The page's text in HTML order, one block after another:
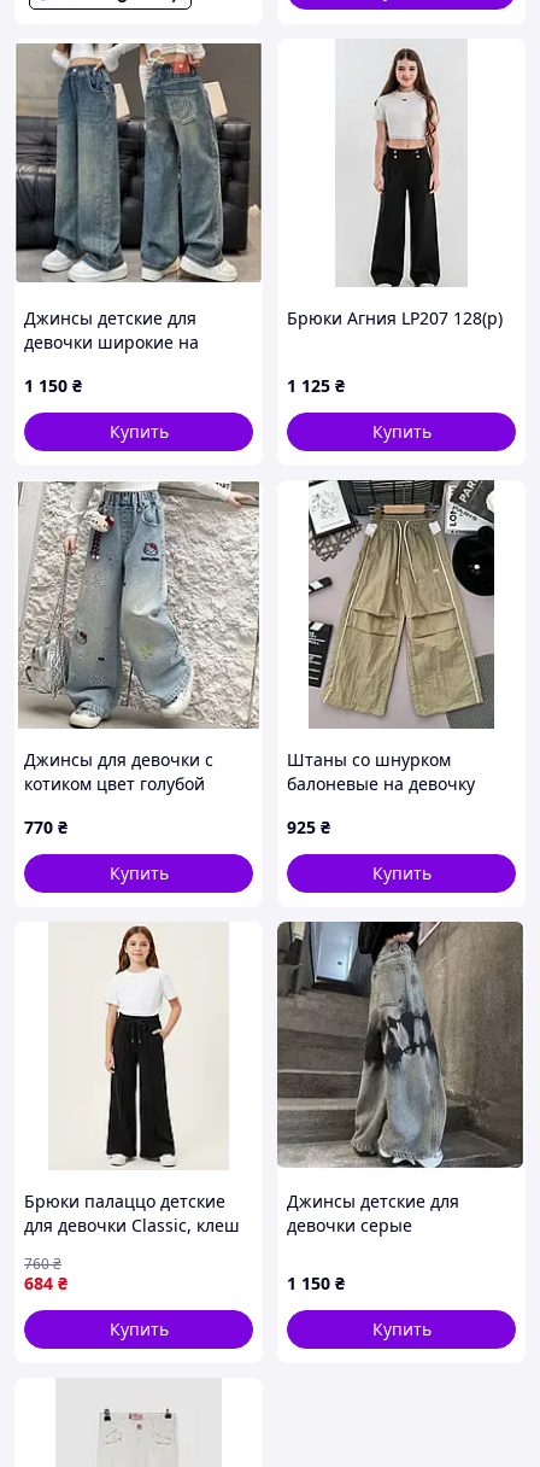
Джинсы детские для
девочки широкие на
1 150 ₴
Купить
Брюки Агния LP207 128(р)
1 125 ₴
Купить
Джинсы для девочки с
котиком цвет голубой
770 ₴
Купить
Штаны со шнурком
балоневые на девочку
Хаки, Для девочек, Лето,
128
925 ₴
Купить
Брюки палаццо детские
для девочки Classic, клеш
рубчик со стразами
Черный 116
684 ₴
760₴
Купить
Джинсы детские для
девочки серые
1 150 ₴
Купить